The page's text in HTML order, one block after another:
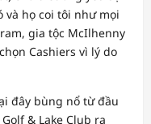
và họ coi tôi như mọi
gia tộc McIlhenny
Cashiers vì lý do
đây bùng nổ từ đầu
& Lake Club ra